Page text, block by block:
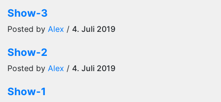
Show-3
Posted by Alex / 4. Juli 2019
Show-2
Posted by Alex / 4. Juli 2019
Show-1